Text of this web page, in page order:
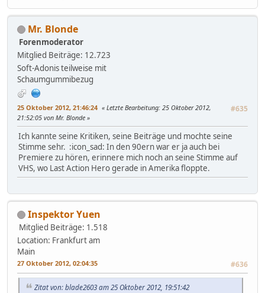
Mr. Blonde
Forenmoderator
Mitglied Beiträge: 12.723
Soft-Adonis teilweise mit
Schaumgummibezug
25 Oktober 2012, 21:46:24 #635
Letzte Bearbeitung: 25 Oktober 2012,
21:52:05 von Mr. Blonde
Ich kannte seine Kritiken, seine Beiträge und mochte seine
Stimme sehr. :icon_sad: In den 90ern war er ja auch bei
Premiere zu hören, erinnere mich noch an seine Stimme auf
VHS, wo Last Action Hero gerade in Amerika floppte.
Inspektor Yuen
Mitglied Beiträge: 1.518
Location: Frankfurt am
Main
27 Oktober 2012, 02:04:35 #636
Zitat von: blade2603 am 25 Oktober 2012, 19:51:42